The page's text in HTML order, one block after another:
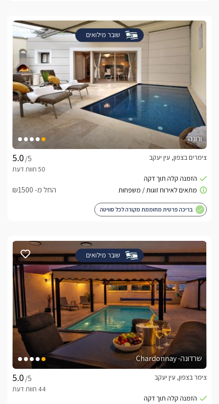
שובר מילואים
ורונה
/5
צימרים בצפון, עין יעקב
החל מ- ₪1500
בריכה פרטית מחוממת מקורה לכל סוויטה
שובר מילואים
שרדונה- Chardonnay
/5
צימר בצפון, עין יעקב